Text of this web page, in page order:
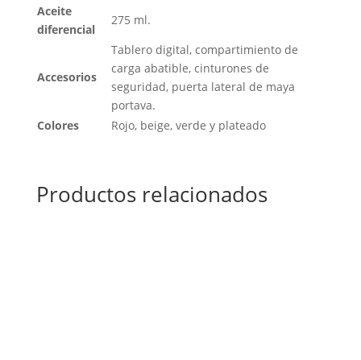
Aceite
diferencial
275 ml.
Accesorios
Tablero digital, compartimiento de
carga abatible, cinturones de
seguridad, puerta lateral de maya
portava.
Colores
Rojo, beige, verde y plateado
Productos relacionados